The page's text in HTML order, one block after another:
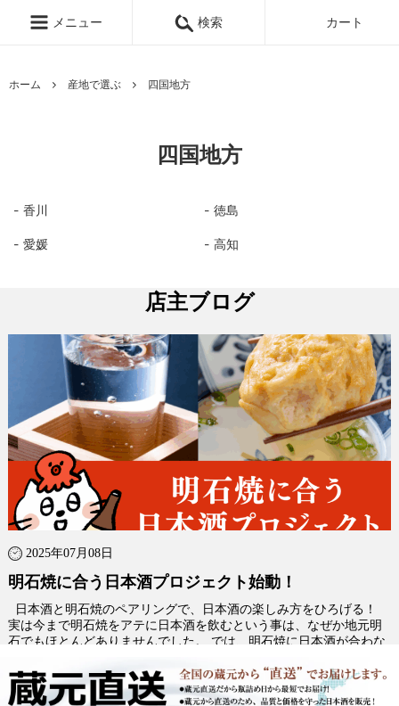
メニュー 検索 カート
ホーム 産地で選ぶ 四国地方
四国地方
香川 徳島
愛媛 高知